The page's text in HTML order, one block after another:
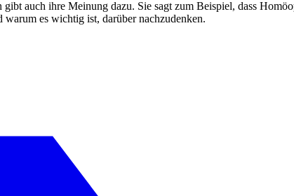
auch ihre Meinung dazu. Sie sagt zum Beispiel, dass
es wichtig ist, darüber nachzudenken.